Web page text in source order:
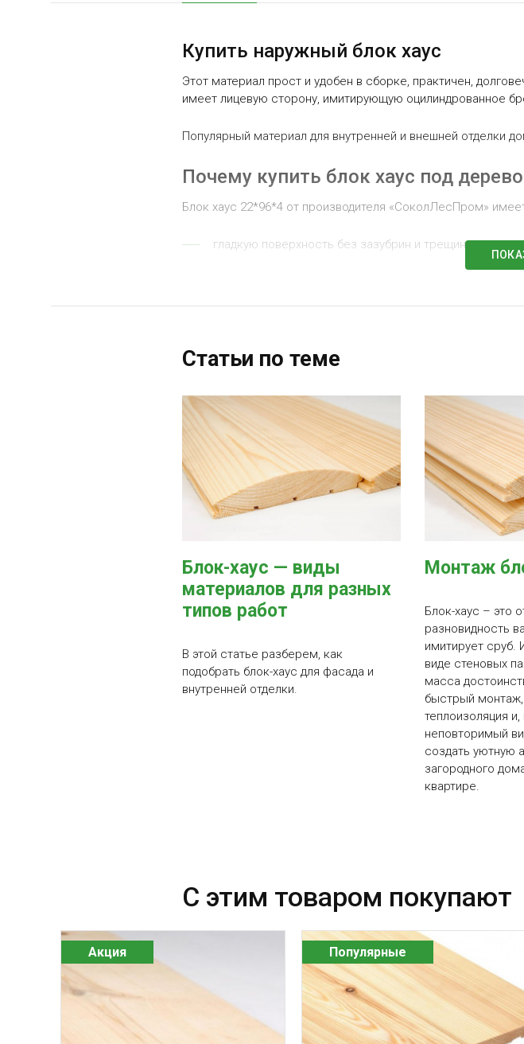
Купить наружный блок хаус
Этот материал прост и удобен в сборке, практичен,
имеет лицевую сторону, имитирующую оцилиндрованное
Популярный материал для внутренней и внешней отделки
Почему купить блок хаус под
Блок хаус 22*96*4 от производителя «СоколЛесПром»
гладкую поверхность без зазубрин и трещин;
может устанавливаться зажимами, скобами и
изготовлен из хвойной древесины, произрастающей в
Блок хаус бревно цена
Цена варьируется в зависимости от длины
Если вы хотите приобрести этот экологически чистый
«СоколЛесПром». Мы обеспечим вас нужными объемами
или по контактному телефону +7911-520-19-54.
Статьи по теме
Блок-хаус — виды
материалов для разных
типов работ
В этой статье разберем, как
подобрать блок-хаус для фасада и
внутренней отделки.
Монтаж
Блок-хаус – это
разновидность
имитирует сруб.
виде стеновых
масса
быстрый монтаж,
теплоизоляция
неповторимый
создать уютную
загородного
квартире.
С этим товаром покупают
Акция Популярные